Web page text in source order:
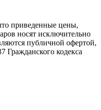
приведенные цены,
носят исключительно
публичной офертой,
Гражданского кодекса